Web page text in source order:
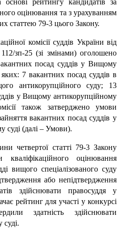
основі рейтингу кандидатів за
оцінювання та з урахуванням
статтею 79-3 цього Закону.
комісії суддів України від
зп-25 (зі змінами) оголошено
посад суддів у Вищому
7 вакантних посад суддів в
антикорупційного суду; 13
у Вищому антикорупційному
також затверджено умови
вакантних посад суддів у
суді (далі – Умови).
четвертої статті 79-3 Закону
кваліфікаційного оцінювання
вищого спеціалізованого суду
або непідтвердження
здійснювати правосуддя у
рейтинг для участі у конкурсі
здатність здійснювати
суді.